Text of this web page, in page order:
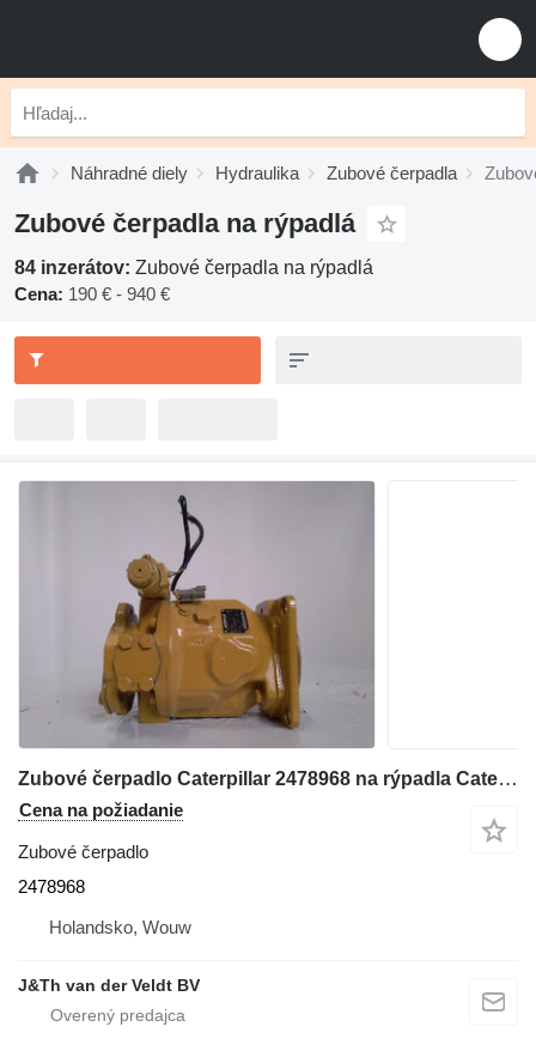
Náhradné diely Hydraulika Zubové čerpadla
Zubové čerpadla na rýpadlá
84 inzerátov: Zubové čerpadla na rýpadlá
Cena: 190 € - 940 €
Zubové čerpadlo Caterpillar 2478968 na rýpadla Caterpillar 365B 365C 365CL 374DL 365BII 365CLMH
Cena na požiadanie
Zubové čerpadlo
2478968
Holandsko, Wouw
J&Th van der Veldt BV